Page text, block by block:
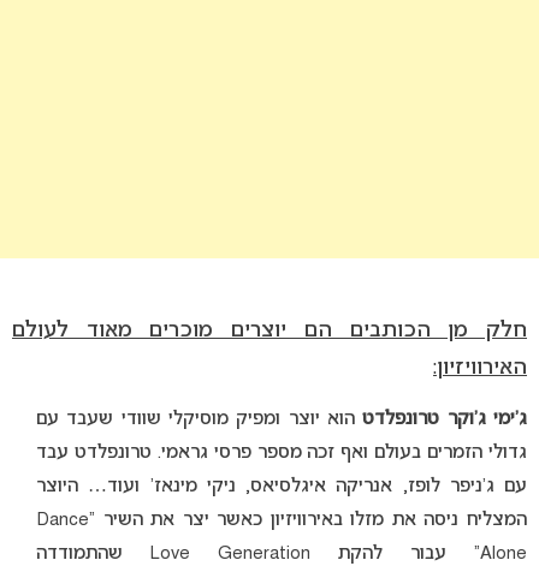
חלק מן הכותבים הם יוצרים מוכרים מאוד לעולם
האירוויזיון:
ג’ימי ג’וקר טרונפלדטהוא יוצר ומפיק מוסיקלי שוודי שעבד עם
גדולי הזמרים בעולם ואף זכה מספר פרסי גראמי. טרונפלדט עבד
עם ג’ניפר לופז, אנריקה איגלסיאס, ניקי מינאז’ ועוד… היוצר
המצליח ניסה את מזלו באירוויזיון כאשר יצר את השיר “Dance
Alone” עבור להקת Love Generation שהתמודדה